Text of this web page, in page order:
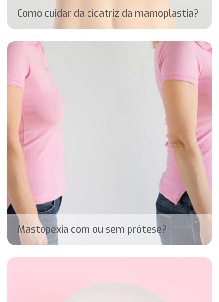
Como cuidar da cicatriz da mamoplastia?
Mastopexia com ou sem prótese?